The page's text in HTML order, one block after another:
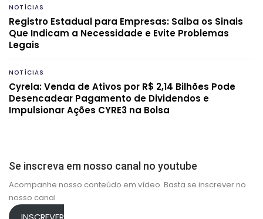
NOTÍCIAS
Registro Estadual para Empresas: Saiba os Sinais
Que Indicam a Necessidade e Evite Problemas
Legais
NOTÍCIAS
Cyrela: Venda de Ativos por R$ 2,14 Bilhões Pode
Desencadear Pagamento de Dividendos e
Impulsionar Ações CYRE3 na Bolsa
Se inscreva em nosso canal no youtube
Acompanhe nosso conteúdo em vídeo. Basta se inscrever no
nosso canal